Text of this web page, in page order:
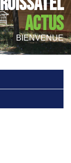
ACTUS
BIENVENUE